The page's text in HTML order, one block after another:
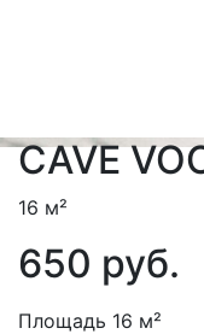
CAVE
16 м²
650 руб.
Площадь 16 м²